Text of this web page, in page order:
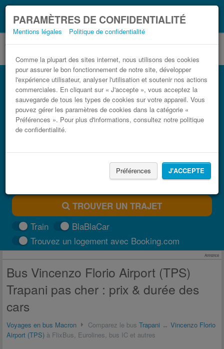
PARAMÈTRES DE CONFIDENTIALITÉ
Mentions légales Politique de confidentialité
Comme la plupart des sites internet, nous utilisons des cookies
pour assurer le bon fonctionnement de notre site, développer
l'expérience utilisateur, analyser l'utilisation et soutenir nos actions
commerciales. En cliquant sur « J'accepte », vous acceptez la
sauvegarde de tous les types de cookies sur votre appareil. Vous
pouvez gérer les paramètres de cookies dans la catégorie «
Préférences ». Pour plus d'informations, consultez notre politique
de confidentialité.
Préférences J'ACCEPTE
Coronavirus (COVID-19):Ce que vous devez
savoir, lorsque vous voyagez
Bus Trapani Vincenzo Florio Airport (TPS)
pas cher
Trouvez votre billet de bus moins cher
TROUVER UN TRAJET
Train
BlaBlaCar
Trouvez un logement avec Booking.com
Annonce
Bus Vincenzo Florio Airport (TPS)
Trapani pas cher : prix & durée des
cars
Voyages en bus Macron Comparez le bus Trapani ↔ Vincenzo Florio
Airport (TPS) à FlixBus, Eurolines, bus IC et autres